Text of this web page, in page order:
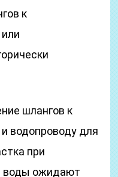
к
шлангов к
водопроводу для
при
воды ожидают